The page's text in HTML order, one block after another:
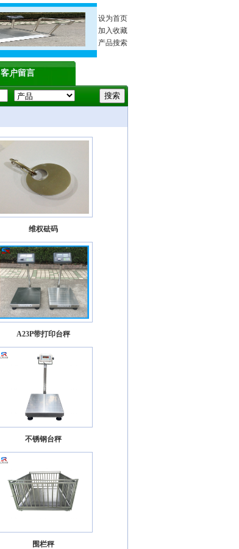
设为首页
加入收藏
产品搜索
客户留言
维权砝码
A23P带打印台秤
不锈钢台秤
围栏秤